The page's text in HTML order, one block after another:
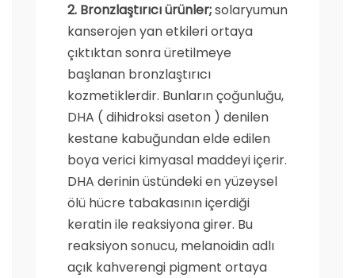
2. Bronzlaştırıcı ürünler;solaryumun
kanserojen yan etkileri ortaya
çıktıktan sonra üretilmeye
başlanan bronzlaştırıcı
kozmetiklerdir. Bunların çoğunluğu,
DHA ( dihidroksi aseton ) denilen
kestane kabuğundan elde edilen
boya verici kimyasal maddeyi içerir.
DHA derinin üstündeki en yüzeysel
ölü hücre tabakasının içerdiği
keratin ile reaksiyona girer. Bu
reaksiyon sonucu, melanoidin adlı
açık kahverengi pigment ortaya